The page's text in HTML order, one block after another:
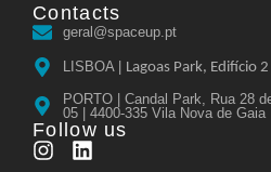
Contacts
geral@spaceup.pt
LISBOA | Lagoas Park, Edifício 2
PORTO | Candal Park, Rua 28
05 | 4400-335 Vila Nova de Gaia
Follow us